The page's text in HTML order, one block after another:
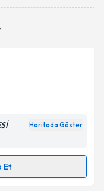
almanız için bir
Haritada Göster
Et